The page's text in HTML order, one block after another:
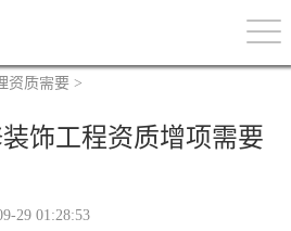
资质需要 >
饰工程资质增项需要
29 01:28:53